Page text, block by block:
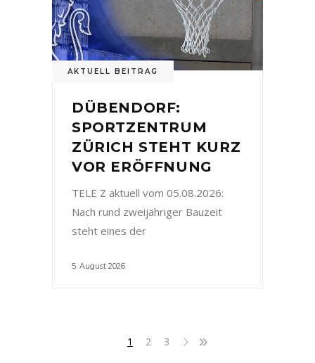
AKTUELL BEITRAG
DÜBENDORF:
SPORTZENTRUM
ZÜRICH STEHT KURZ
VOR ERÖFFNUNG
TELE Z aktuell vom 05.08.2026:
Nach rund zweijähriger Bauzeit
steht eines der
5. August 2026
1 2 3